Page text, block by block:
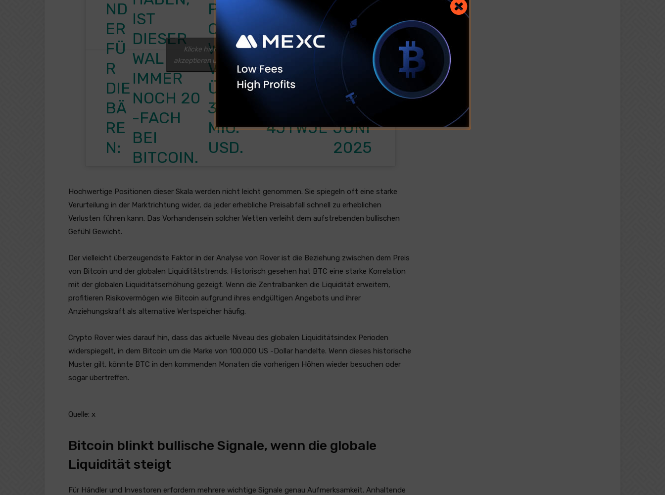
ND
ER
FÜ
R
DIE
BÄ
RE
N:
IST
DIESER
WAL
IMMER
NOCH 20
-FACH
BEI
BITCOIN.
POSITI
ON IM
WERT
VON
ÜBER
364,35
MIO.
USD.
INTELLI
GENTEN
GELD.
PIC.TWIT
TER.CO
4JTWJL
ROVE
R
(@RO
VERC
RC)
21.
JUNI
2025
Klicke hier, um Marketing-Cookies zu
akzeptieren und diesen Inhalt zu aktivieren
Hochwertige Positionen dieser Skala werden nicht leicht genommen. Sie spiegeln oft eine starke
Verurteilung in der Marktrichtung wider, da jeder erhebliche Preisabfall schnell zu erheblichen
Verlusten führen kann. Das Vorhandensein solcher Wetten verleiht dem aufstrebenden bullischen
Gefühl Gewicht.
Der vielleicht überzeugendste Faktor in der Analyse von Rover ist die Beziehung zwischen dem Preis
von Bitcoin und der globalen Liquiditätstrends. Historisch gesehen hat BTC eine starke Korrelation
mit der globalen Liquiditätserhöhung gezeigt. Wenn die Zentralbanken die Liquidität erweitern,
profitieren Risikovermögen wie Bitcoin aufgrund ihres endgültigen Angebots und ihrer
Anziehungskraft als alternative Wertspeicher häufig.
Crypto Rover wies darauf hin, dass das aktuelle Niveau des globalen Liquiditätsindex Perioden
widerspiegelt, in dem Bitcoin um die Marke von 100.000 US -Dollar handelte. Wenn dieses historische
Muster gilt, könnte BTC in den kommenden Monaten die vorherigen Höhen wieder besuchen oder
sogar übertreffen.
Quelle: x
Bitcoin blinkt bullische Signale, wenn die globale
Liquidität steigt
Für Händler und Investoren erfordern mehrere wichtige Signale genau Aufmerksamkeit. Anhaltende